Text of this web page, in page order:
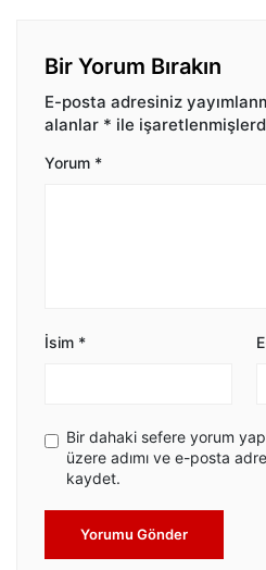
Bir Yorum Bırakın
E-posta adresiniz
alanlar * ile
Yorum *
İsim *
Bir dahaki sefere yorum
üzere adımı ve e-posta
kaydet.
Yorumu Gönder